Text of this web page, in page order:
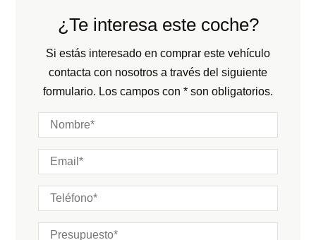
Potencia:341 CV
Marchas:
Negro
Color interior:
Carrocería:N/D
Puertas:
Plazas:
¿Te interesa este coche?
Si estás interesado en comprar este vehículo
contacta con nosotros a través del siguiente
formulario. Los campos con * son obligatorios.